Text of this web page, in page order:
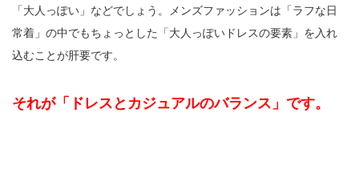
「大人っぽい」などでしょう。メンズファッションは「ラフな日
常着」の中でもちょっとした「大人っぽいドレスの要素」を入れ
込むことが肝要です。
それが「ドレスとカジュアルのバランス」です。